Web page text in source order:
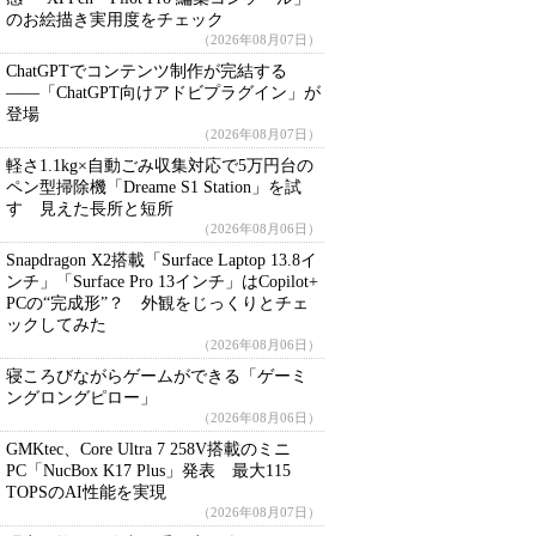
のお絵描き実用度をチェック
（2026年08月07日）
ChatGPTでコンテンツ制作が完結する
――「ChatGPT向けアドビプラグイン」が
登場
（2026年08月07日）
軽さ1.1kg×自動ごみ収集対応で5万円台の
ペン型掃除機「Dreame S1 Station」を試
す 見えた長所と短所
（2026年08月06日）
Snapdragon X2搭載「Surface Laptop 13.8イ
ンチ」「Surface Pro 13インチ」はCopilot+
PCの“完成形”？ 外観をじっくりとチェ
ックしてみた
（2026年08月06日）
寝ころびながらゲームができる「ゲーミ
ングロングピロー」
（2026年08月06日）
GMKtec、Core Ultra 7 258V搭載のミニ
PC「NucBox K17 Plus」発表 最大115
TOPSのAI性能を実現
（2026年08月07日）